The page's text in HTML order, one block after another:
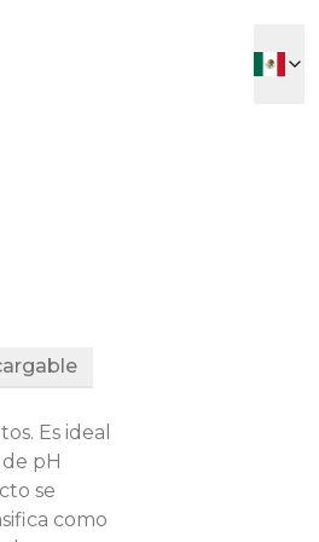
Es ideal
pH
se
como